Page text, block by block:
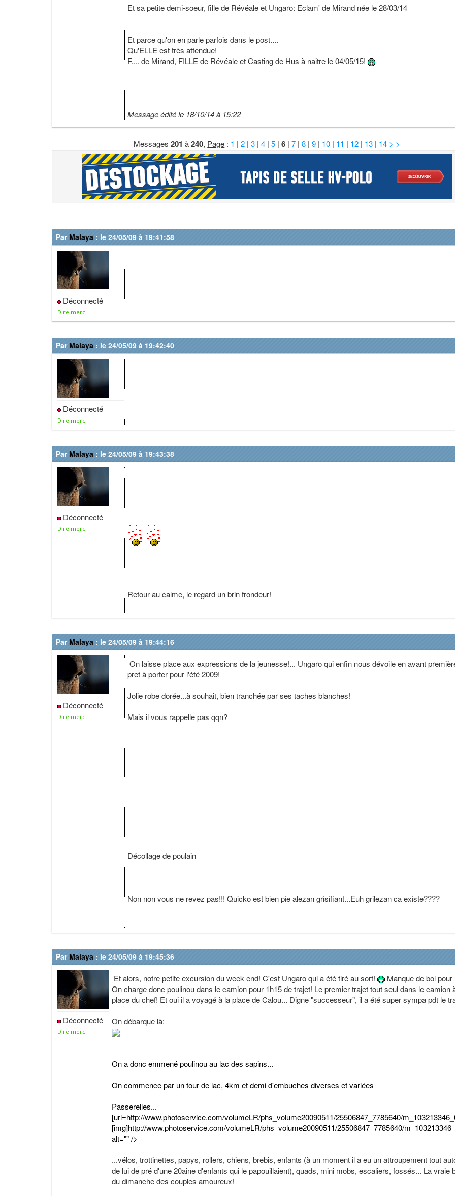
Et sa petite demi-soeur, fille de Révéale et Ungaro: Eclam' de Mirand née le 28/03/14
Et parce qu'on en parle parfois dans le post....
Qu'ELLE est très attendue!
F.... de Mirand, FILLE de Révéale et Casting de Hus à naitre le 04/05/15!
Message édité le 18/10/14 à 15:22
Messages201 à240, Page : 1 |2 |3 |4 |5 |6 |7 |8 |9 | 10 | 11 | 12 | 13 | 14 > >
Par Malaya : le 24/05/09 à 19:41:58
Déconnecté
Dire merci
Par Malaya : le 24/05/09 à 19:42:40
Déconnecté
Dire merci
Par Malaya : le 24/05/09 à 19:43:38
Déconnecté
Dire merci
Retour au calme, le regard un brin frondeur!
Par Malaya : le 24/05/09 à 19:44:16
Déconnecté
Dire merci
On laisse place aux expressions de la jeunesse!... Ungaro qui enfin nous dévoile en avant
pret à porter pour l'été 2009!
Jolie robe dorée...à souhait, bien tranchée par ses taches blanches!
Mais il vous rappelle pas qqn?
Décollage de poulain
Non non vous ne revez pas!!! Quicko est bien pie alezan grisifiant...Euh grilezan ca existe????
Par Malaya : le 24/05/09 à 19:45:36
Déconnecté
Dire merci
Et alors, notre petite excursion du week end! C'est Ungaro qui a été tiré au sort!
Manque de bol pour
On charge donc poulinou dans le camion pour 1h15 de trajet! Le premier trajet tout seul dans le camion
place du chef! Et oui il a voyagé à la place de Calou... Digne "successeur", il a été super sympa pdt le
On débarque là:
On a donc emmené poulinou au lac des sapins...
On commence par un tour de lac, 4km et demi d'embuches diverses et variées
Passerelles...
[url=http://www.photoservice.com/volumeLR/phs_volume20090511/25506847_7785640/
[img]http://www.photoservice.com/volumeLR/phs_volume20090511/25506847_7785640/
alt="" />
...vélos, trottinettes, papys, rollers, chiens, brebis, enfants (à un moment il a eu un attroupement tout
de lui de pré d'une 20aine d'enfants qui le papouillaient), quads, mini mobs, escaliers, fossés... La vraie
du dimanche des couples amoureux!